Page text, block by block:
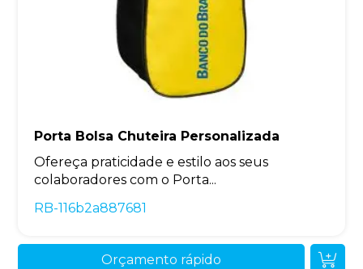
Porta Bolsa Chuteira Personalizada
Ofereça praticidade e estilo aos seus
colaboradores com o Porta...
RB-116b2a887681
Orçamento rápido